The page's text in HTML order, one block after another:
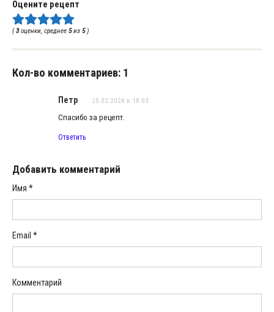
Оцените рецепт
(3оценки, среднее 5из 5)
Кол-во комментариев: 1
Петр 25.02.2024 в 18:03
Спасибо за рецепт.
Ответить
Добавить комментарий
Имя *
Email *
Комментарий